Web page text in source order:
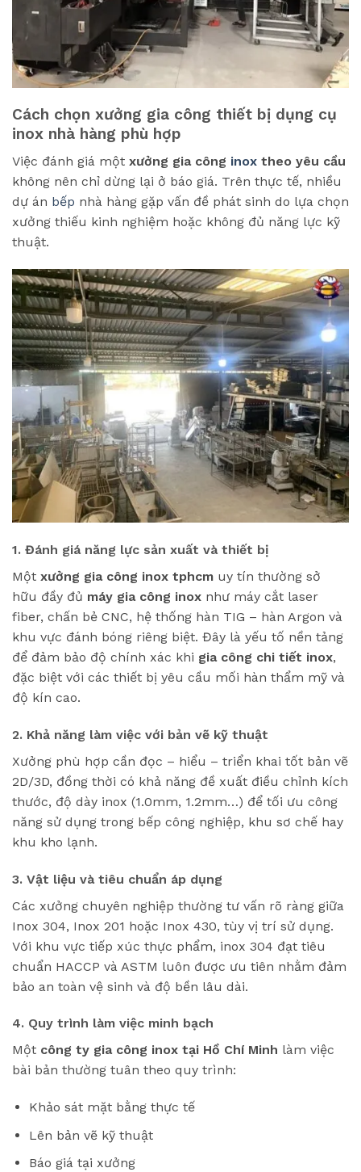
Cách chọn xưởng gia công thiết bị dụng cụ
inox nhà hàng phù hợp
Việc đánh giá một xưởng gia công inox theo yêu cầu
không nên chỉ dừng lại ở báo giá. Trên thực tế, nhiều
dự án bếp nhà hàng gặp vấn đề phát sinh do lựa chọn
xưởng thiếu kinh nghiệm hoặc không đủ năng lực kỹ
thuật.
1. Đánh giá năng lực sản xuất và thiết bị
Một xưởng gia công inox tphcm uy tín thường sở
hữu đầy đủ máy gia công inox như máy cắt laser
fiber, chấn bẻ CNC, hệ thống hàn TIG – hàn Argon và
khu vực đánh bóng riêng biệt. Đây là yếu tố nền tảng
để đảm bảo độ chính xác khi gia công chi tiết inox,
đặc biệt với các thiết bị yêu cầu mối hàn thẩm mỹ và
độ kín cao.
2. Khả năng làm việc với bản vẽ kỹ thuật
Xưởng phù hợp cần đọc – hiểu – triển khai tốt bản vẽ
2D/3D, đồng thời có khả năng đề xuất điều chỉnh kích
thước, độ dày inox (1.0mm, 1.2mm…) để tối ưu công
năng sử dụng trong bếp công nghiệp, khu sơ chế hay
khu kho lạnh.
3. Vật liệu và tiêu chuẩn áp dụng
Các xưởng chuyên nghiệp thường tư vấn rõ ràng giữa
Inox 304, Inox 201 hoặc Inox 430, tùy vị trí sử dụng.
Với khu vực tiếp xúc thực phẩm, inox 304 đạt tiêu
chuẩn HACCP và ASTM luôn được ưu tiên nhằm đảm
bảo an toàn vệ sinh và độ bền lâu dài.
4. Quy trình làm việc minh bạch
Một công ty gia công inox tại Hồ Chí Minh làm việc
bài bản thường tuân theo quy trình:
Khảo sát mặt bằng thực tế
Lên bản vẽ kỹ thuật
Báo giá tại xưởng